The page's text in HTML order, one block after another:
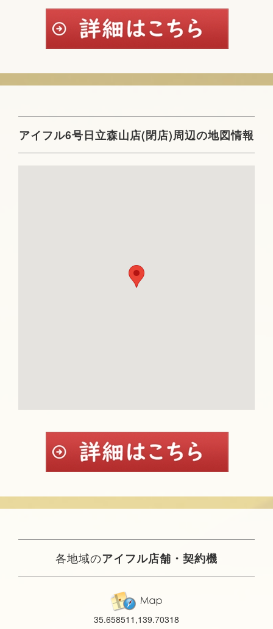
アイフル6号日立森山店(閉店)周辺の地図情報
各地域のアイフル店舗・契約機
35.658511,139.70318